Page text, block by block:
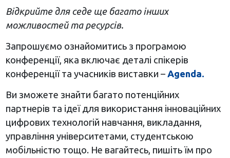
Відкрийте для седе ще багато інших
можливостей та ресурсів.
Запрошуємо ознайомитись з програмою
конференції, яка включає деталі спікерів
конференції та учасників виставки – Agenda.
Ви зможете знайти багато потенційних
партнерів та ідеї для використання інноваційних
цифрових технологій навчання, викладання,
управління університетами, студентською
мобільністю тощо. Не вагайтесь, пишіть їм про